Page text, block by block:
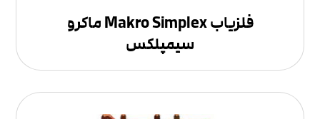
فلزیاب Makro Simplex ماکرو
سیمپلکس